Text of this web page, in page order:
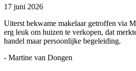
17 juni 2026
Uiterst bekwame makelaar getroffen via
erg leuk om huizen te verkopen, dat
handel maar persoonlijke begeleiding.
- Martine van Dongen